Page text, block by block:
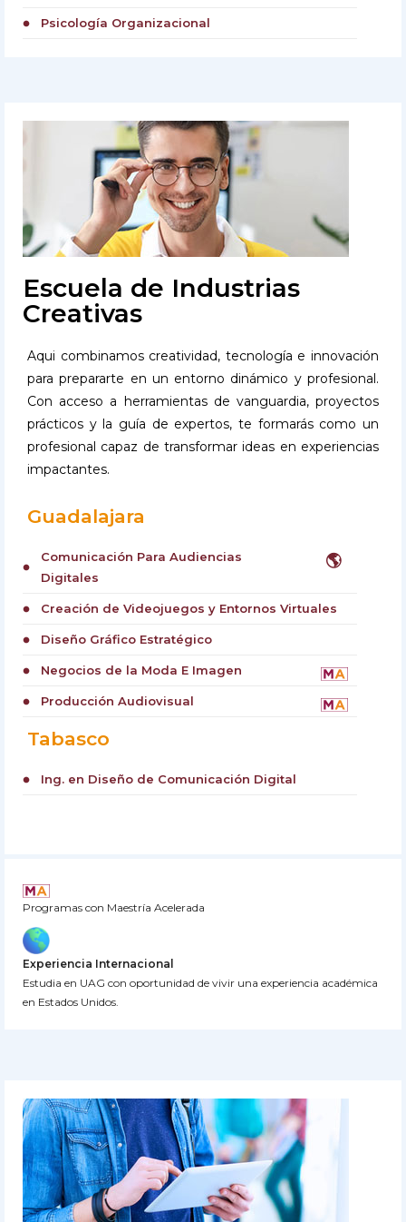
circle Psicología Organizacional
Escuela de Industrias
Creativas
Aqui combinamos creatividad, tecnología e innovación
para prepararte en un entorno dinámico y profesional.
Con acceso a herramientas de vanguardia, proyectos
prácticos y la guía de expertos, te formarás como un
profesional capaz de transformar ideas en experiencias
impactantes.
Guadalajara
circle 🌎
Comunicación Para Audiencias
Digitales
circle Creación de Videojuegos y Entornos Virtuales
circle Diseño Gráfico Estratégico
circle Negocios de la Moda E Imagen
circle Producción Audiovisual
Tabasco
circle Ing. en Diseño de Comunicación Digital
Programas con Maestría Acelerada
Experiencia Internacional
Estudia en UAG con oportunidad de vivir una experiencia académica
en Estados Unidos.